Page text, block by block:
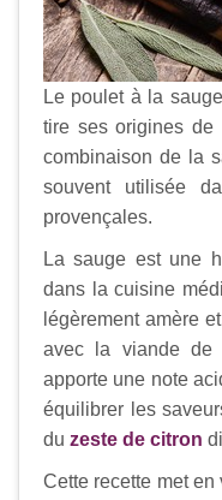
Le poulet à la
tire ses origines de
combinaison de la
souvent utilisée
provençales.
La sauge est une
dans la cuisine
légèrement amère
avec la viande de
apporte une note
équilibrer les
du zeste de citron
Cette recette met